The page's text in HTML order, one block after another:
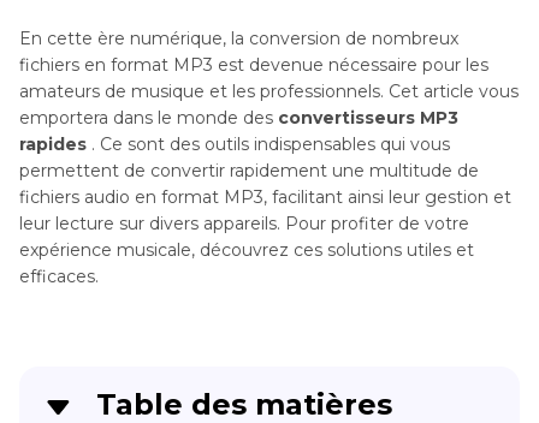
En cette ère numérique, la conversion de nombreux
fichiers en format MP3 est devenue nécessaire pour les
amateurs de musique et les professionnels. Cet article vous
emportera dans le monde des convertisseurs MP3
rapides . Ce sont des outils indispensables qui vous
permettent de convertir rapidement une multitude de
fichiers audio en format MP3, facilitant ainsi leur gestion et
leur lecture sur divers appareils. Pour profiter de votre
expérience musicale, découvrez ces solutions utiles et
efficaces.
Table des matières